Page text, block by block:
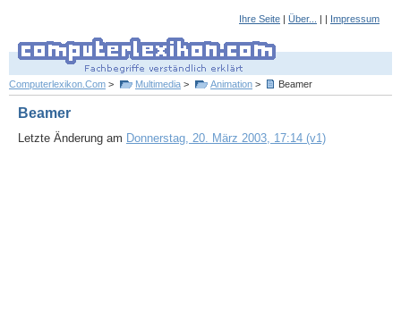
Ihre Seite | Über... | | Impressum
Computerlexikon.Com > Multimedia > Animation > Beamer
Beamer
Letzte Änderung am Donnerstag, 20. März 2003, 17:14 (v1)